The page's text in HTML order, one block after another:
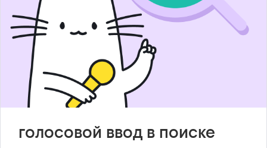
голосовой ввод в поиске